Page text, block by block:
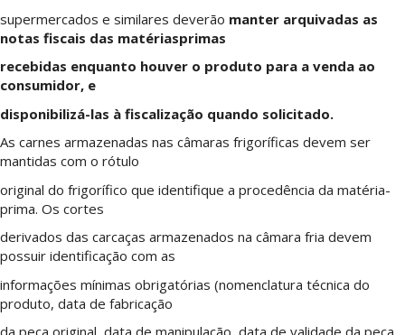
supermercados e similares deverão manter arquivadas as
notas fiscais das matériasprimas
recebidas enquanto houver o produto para a venda ao
consumidor, e
disponibilizá-las à fiscalização quando solicitado.
As carnes armazenadas nas câmaras frigoríficas devem ser
mantidas com o rótulo
original do frigorífico que identifique a procedência da matéria-
prima. Os cortes
derivados das carcaças armazenados na câmara fria devem
possuir identificação com as
informações mínimas obrigatórias (nomenclatura técnica do
produto, data de fabricação
da peça original, data de manipulação, data de validade da peça